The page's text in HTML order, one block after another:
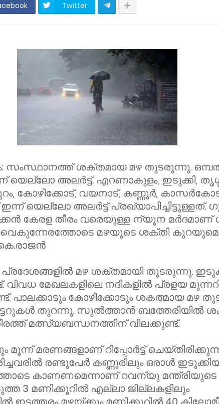
Twitter
സംസ്ഥാനത്ത് ശക്തമായ മഴ തുടരുന്നു.
യെല്ലോ അലർട്ട്. എറണാകുളം, ഇടുക്കി,
കോഴിക്കോട്, വയനാട്, കണ്ണൂർ,
യെല്ലോ അലർട്ട് പ്രഖ്യാപിച്ചിട്ടുള്ളത്.
കേരള തീരം വരെയുള്ള ന്യൂന
വൈകുന്നേരത്തോടെ മഴയുടെ ശക്തി
പ്രദേശങ്ങളിൽ മഴ ശക്തമായി തുടരുന്നു.
മേഖലകളിലെ നദികളിൽ പ്രളയ
പാലക്കാടും കോഴിക്കോടും ശകത്മായ മഴ
തുറന്നു. സുൽത്താൻ ബത്തേരിയിൽ
മത്സ്യബന്ധനത്തിന് വിലക്കുണ്ട്.
മൂന്ന് മരണങ്ങളാണ് റിപ്പോർട്ട്
രണ്ടുപേർ കണ്ണൂരിലും ഒരാൾ
കാണണമെന്നാണ് റവന്യു മന്ത്രിയുടെ
3 മണിക്കൂറിൽ എല്ലാ ജില്ലകളിലും